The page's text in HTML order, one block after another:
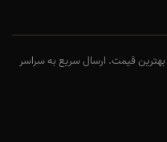
قیمت. ارسال سریع به سراسر